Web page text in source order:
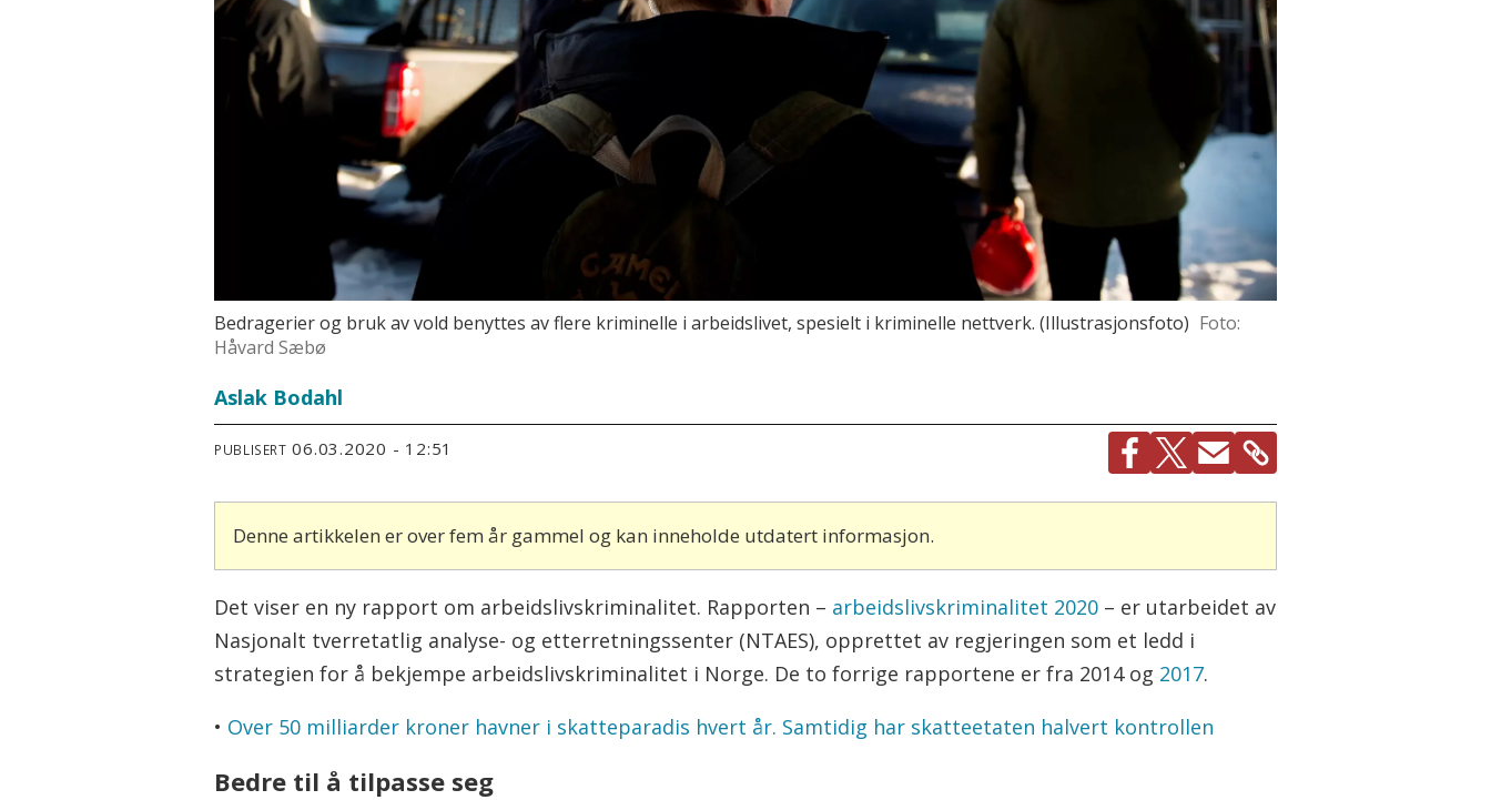
Bedragerier og bruk av vold benyttes av flere kriminelle i arbeidslivet, spesielt i kriminelle nettverk. (Illustrasjonsfoto) Foto:
Håvard Sæbø
Aslak Bodahl
PUBLISERT 06.03.2020 - 12:51
Denne artikkelen er over fem år gammel og kan inneholde utdatert informasjon.
Det viser en ny rapport om arbeidslivskriminalitet. Rapporten – arbeidslivskriminalitet 2020 – er utarbeidet av
Nasjonalt tverretatlig analyse- og etterretningssenter (NTAES), opprettet av regjeringen som et ledd i
strategien for å bekjempe arbeidslivskriminalitet i Norge. De to forrige rapportene er fra 2014 og 2017.
• Over 50 milliarder kroner havner i skatteparadis hvert år. Samtidig har skatteetaten halvert kontrollen
Bedre til å tilpasse seg